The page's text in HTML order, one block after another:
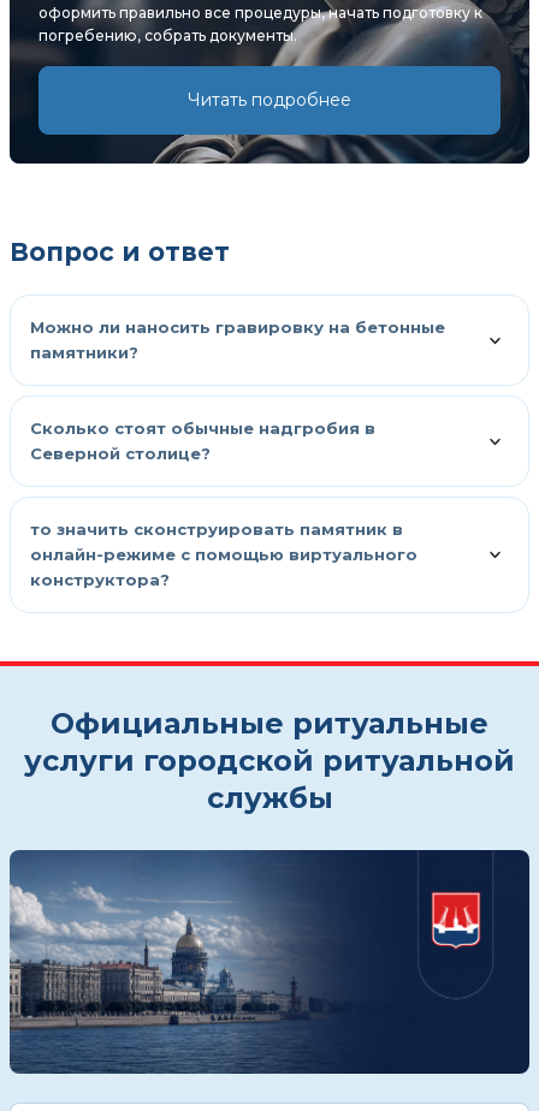
оформить правильно все процедуры, начать подготовку к
погребению, собрать документы.
Читать подробнее
Вопрос и ответ
Можно ли наносить гравировку на бетонные
памятники?
Сколько стоят обычные надгробия в
Северной столице?
то значить сконструировать памятник в
онлайн-режиме с помощью виртуального
конструктора?
Официальные ритуальные
услуги городской ритуальной
службы